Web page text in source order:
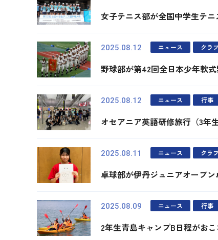
女子テニス部が全国中学生テニ
2025.08.12 ニュース クラ
野球部が第42回全日本少年軟
2025.08.12 ニュース 行事
オセアニア英語研修旅行（3年
2025.08.11 ニュース クラ
卓球部が伊丹ジュニアオープ
2025.08.09 ニュース 行事
2年生青島キャンプB日程がおこ